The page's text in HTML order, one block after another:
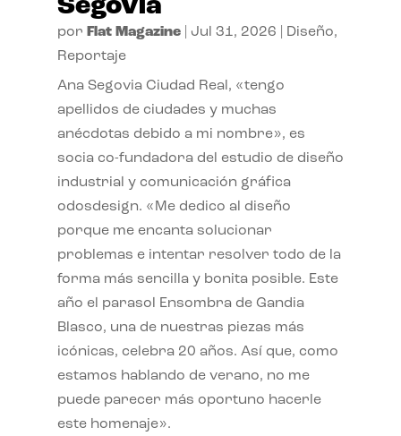
Segovia
por Flat Magazine| Jul 31, 2026 Diseño,
Reportaje
Ana Segovia Ciudad Real, «tengo
apellidos de ciudades y muchas
anécdotas debido a mi nombre», es
socia co-fundadora del estudio de diseño
industrial y comunicación gráfica
odosdesign. «Me dedico al diseño
porque me encanta solucionar
problemas e intentar resolver todo de la
forma más sencilla y bonita posible. Este
año el parasol Ensombra de Gandia
Blasco, una de nuestras piezas más
icónicas, celebra 20 años. Así que, como
estamos hablando de verano, no me
puede parecer más oportuno hacerle
este homenaje».